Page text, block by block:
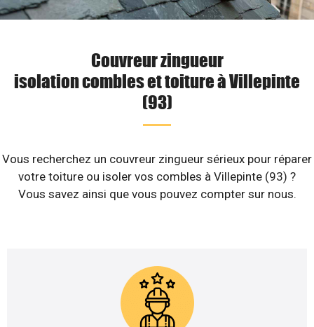
Couvreur zingueur
isolation combles et toiture à Villepinte
(93)
Vous recherchez un couvreur zingueur sérieux pour réparer
votre toiture ou isoler vos combles à Villepinte (93) ?
Vous savez ainsi que vous pouvez compter sur nous.